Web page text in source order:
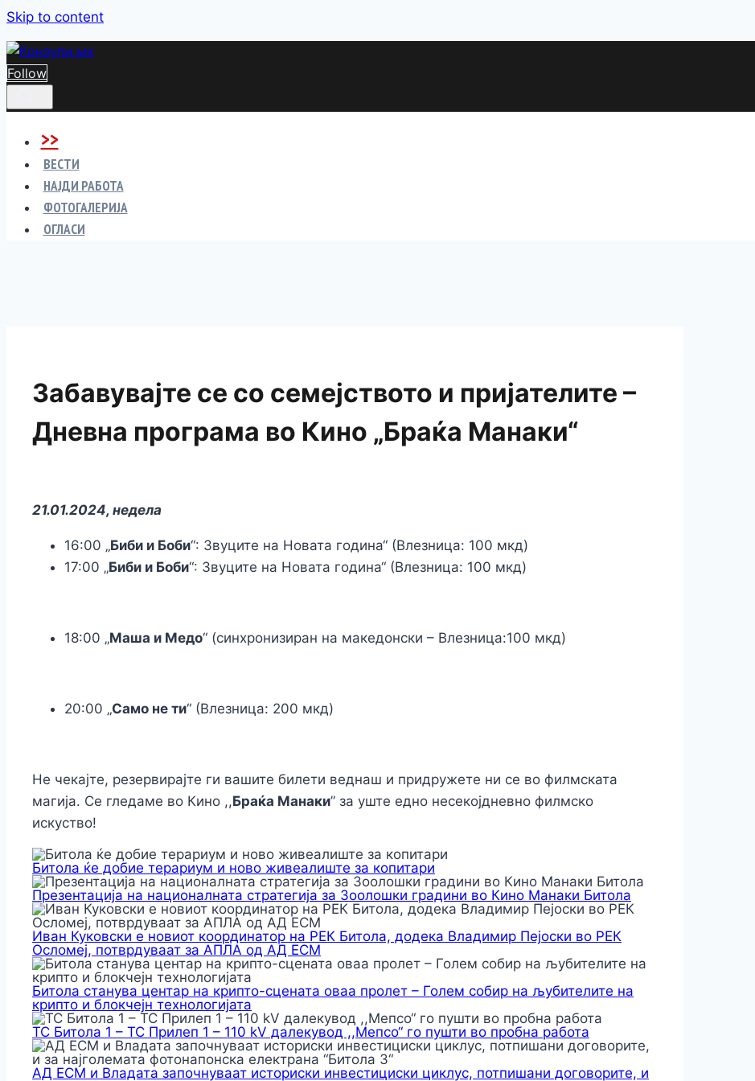
Skip to content
Follow
>>
ВЕСТИ
НАЈДИ РАБОТА
ФОТОГАЛЕРИЈА
ОГЛАСИ
Забавувајте се со семејството и пријателите –
Дневна програма во Кино „Браќа Манаки“
21.01.2024, недела
16:00 „Биби и Боби“: Звуците на Новата година“ (Влезница: 100 мкд)
17:00 „Биби и Боби“: Звуците на Новата година“ (Влезница: 100 мкд)
18:00 „Maша и Медо“ (синхронизиран на македонски – Влезница:100 мкд)
20:00 „Само не ти“ (Влезница: 200 мкд)
Не чекајте, резервирајте ги вашите билети веднаш и придружете ни се во филмската
магија. Се гледаме во Кино ,,Браќа Манаки” за уште едно несекојдневно филмско
искуство!
Битола ќе добие терариум и ново живеалиште за копитари
Презентација на националната стратегија за Зоолошки градини во Кино Манаки Битола
Иван Куковски е новиот координатор на РЕК Битола, додека Владимир Пејоски во РЕК
Осломеј, потврдуваат за АПЛА од АД ЕСМ
Битола станува центар на крипто-сцената оваа пролет – Голем собир на љубителите на
крипто и блокчејн технологијата
ТС Битола 1 – ТС Прилеп 1 – 110 kV далекувод ,,Мепсо“ го пушти во пробна работа
АД ЕСМ и Владата започнуваат историски инвестициски циклус, потпишани договорите, и